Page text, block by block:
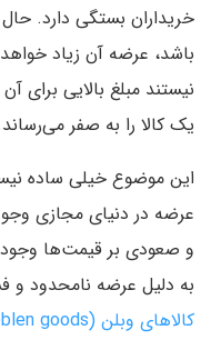
خریداران بستگی دارد.
باشد، عرضه آن زیاد
نیستند مبلغ بالایی برای
یک کالا را به صفر
این موضوع خیلی ساده
عرضه در دنیای مجازی
و صعودی بر قیمت‌ها
به دلیل عرضه نامحدود و
کالاهای وبلن (Veblen goods)